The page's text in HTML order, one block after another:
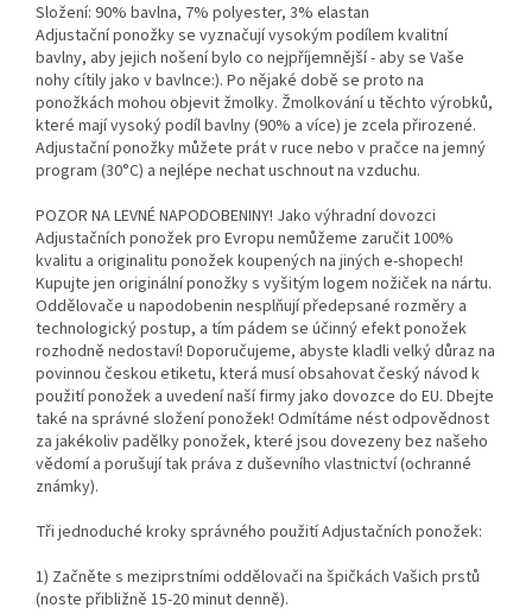
Složení: 90% bavlna, 7% polyester, 3% elastan
Adjustační ponožky se vyznačují vysokým podílem kvalitní
bavlny, aby jejich nošení bylo co nejpříjemnější - aby se Vaše
nohy cítily jako v bavlnce:). Po nějaké době se proto na
ponožkách mohou objevit žmolky. Žmolkování u těchto výrobků,
které mají vysoký podíl bavlny (90% a více) je zcela přirozené.
Adjustační ponožky můžete prát v ruce nebo v pračce na jemný
program (30°C) a nejlépe nechat uschnout na vzduchu.
POZOR NA LEVNÉ NAPODOBENINY! Jako výhradní dovozci
Adjustačních ponožek pro Evropu nemůžeme zaručit 100%
kvalitu a originalitu ponožek koupených na jiných e-shopech!
Kupujte jen originální ponožky s vyšitým logem nožiček na nártu.
Oddělovače u napodobenin nesplňují předepsané rozměry a
technologický postup, a tím pádem se účinný efekt ponožek
rozhodně nedostaví! Doporučujeme, abyste kladli velký důraz na
povinnou českou etiketu, která musí obsahovat český návod k
použití ponožek a uvedení naší firmy jako dovozce do EU. Dbejte
také na správné složení ponožek! Odmítáme nést odpovědnost
za jakékoliv padělky ponožek, které jsou dovezeny bez našeho
vědomí a porušují tak práva z duševního vlastnictví (ochranné
známky).
Tři jednoduché kroky správného použití Adjustačních ponožek:
1) Začněte s meziprstními oddělovači na špičkách Vašich prstů
(noste přibližně 15-20 minut denně).